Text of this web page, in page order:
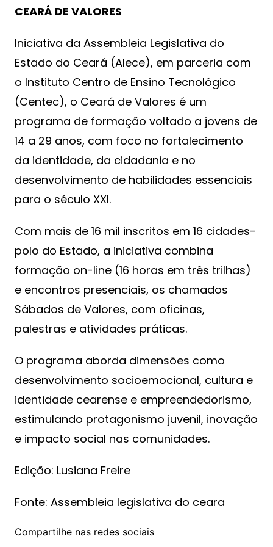
CEARÁ DE VALORES
Iniciativa da Assembleia Legislativa do
Estado do Ceará (Alece), em parceria com
o Instituto Centro de Ensino Tecnológico
(Centec), o Ceará de Valores é um
programa de formação voltado a jovens de
14 a 29 anos, com foco no fortalecimento
da identidade, da cidadania e no
desenvolvimento de habilidades essenciais
para o século XXI.
Com mais de 16 mil inscritos em 16 cidades-
polo do Estado, a iniciativa combina
formação on-line (16 horas em três trilhas)
e encontros presenciais, os chamados
Sábados de Valores, com oficinas,
palestras e atividades práticas.
O programa aborda dimensões como
desenvolvimento socioemocional, cultura e
identidade cearense e empreendedorismo,
estimulando protagonismo juvenil, inovação
e impacto social nas comunidades.
Edição: Lusiana Freire
Fonte: Assembleia legislativa do ceara
Compartilhe nas redes sociais